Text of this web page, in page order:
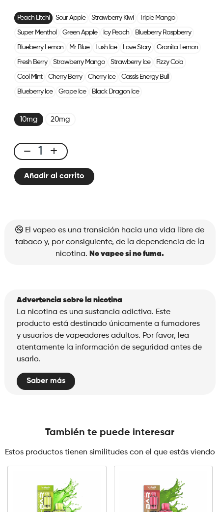
Peach Litchi Sour Apple Strawberry Kiwi Triple Mango
Super Menthol Green Apple Icy Peach Blueberry Raspberry
Blueberry Lemon Mr Blue Lush Ice Love Story Granita Lemon
Fresh Berry Strawberry Mango Strawberry Ice Fizzy Cola
Cool Mint Cherry Berry Cherry Ice Cassis Energy Bull
Blueberry Ice Grape Ice Black Dragon Ice
10mg 20mg
X-
Line
PodAñadir al carrito
El vapeo es una transición hacia una vida libre de
tabaco y, por consiguiente, de la dependencia de la
nicotina. No vapee si no fuma.
Advertencia sobre la nicotina
La nicotina es una sustancia adictiva. Este
producto está destinado únicamente a fumadores
y usuarios de vapeadores adultos. Por favor, lea
atentamente la información de seguridad antes de
usarlo.
Saber más
También te puede interesar
Estos productos tienen similitudes con el que estás viendo
10mg 20mg